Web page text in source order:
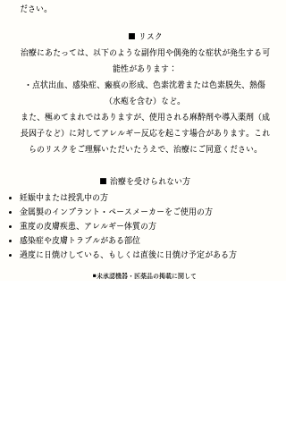
ださい。
​​■ リスク
治療にあたっては、以下のような副作用や偶発的な症状が発生する可
能性があります：
・点状出血、感染症、瘢痕の形成、色素沈着または色素脱失、熱傷
（水疱を含む）など。
また、極めてまれではありますが、使用される麻酔剤や導入薬剤（成
長因子など）に対してアレルギー反応を起こす場合があります。これ
らのリスクをご理解いただいたうえで、治療にご同意ください。
■ 治療を受けられない方
妊娠中または授乳中の方
金属製のインプラント・ペースメーカーをご使用の方
重度の皮膚疾患、アレルギー体質の方
感染症や皮膚トラブルがある部位
過度に日焼けしている、もしくは直後に日焼け予定がある方
◾️​未承認機器・医薬品の掲載に関して